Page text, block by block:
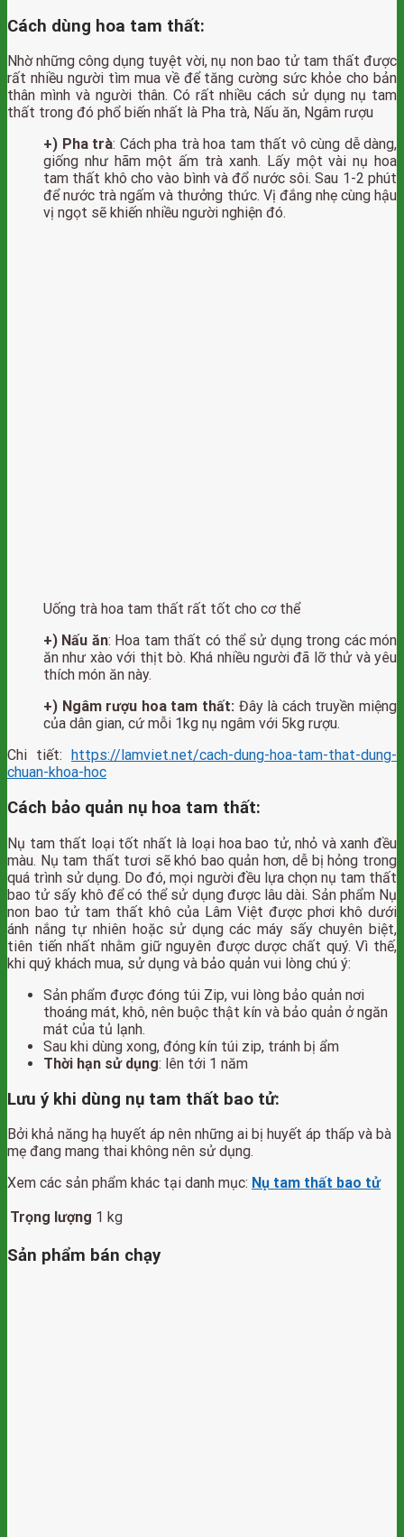
Cách dùng hoa tam thất:
Nhờ những công dụng tuyệt vời, nụ non bao tử tam thất được
rất nhiều người tìm mua về để tăng cường sức khỏe cho bản
thân mình và người thân. Có rất nhiều cách sử dụng nụ tam
thất trong đó phổ biến nhất là Pha trà, Nấu ăn, Ngâm rượu
+) Pha trà: Cách pha trà hoa tam thất vô cùng dễ dàng,
giống như hãm một ấm trà xanh. Lấy một vài nụ hoa
tam thất khô cho vào bình và đổ nước sôi. Sau 1-2 phút
để nước trà ngấm và thưởng thức. Vị đắng nhẹ cùng hậu
vị ngọt sẽ khiến nhiều người nghiện đó.
Uống trà hoa tam thất rất tốt cho cơ thể
+) Nấu ăn: Hoa tam thất có thể sử dụng trong các món
ăn như xào với thịt bò. Khá nhiều người đã lỡ thử và yêu
thích món ăn này.
+) Ngâm rượu hoa tam thất: Đây là cách truyền miệng
của dân gian, cứ mỗi 1kg nụ ngâm với 5kg rượu.
Chi tiết:
https://lamviet.net/cach-dung-hoa-tam-that-dung-
chuan-khoa-hoc
Cách bảo quản nụ hoa tam thất:
Nụ tam thất loại tốt nhất là loại hoa bao tử, nhỏ và xanh đều
màu. Nụ tam thất tươi sẽ khó bao quản hơn, dễ bị hỏng trong
quá trình sử dụng. Do đó, mọi người đều lựa chọn nụ tam thất
bao tử sấy khô để có thể sử dụng được lâu dài. Sản phẩm Nụ
non bao tử tam thất khô của Lâm Việt được phơi khô dưới
ánh nắng tự nhiên hoặc sử dụng các máy sấy chuyên biệt,
tiên tiến nhất nhằm giữ nguyên được dược chất quý. Vì thế,
khi quý khách mua, sử dụng và bảo quản vui lòng chú ý:
Sản phẩm được đóng túi Zip, vui lòng bảo quản nơi
thoáng mát, khô, nên buộc thật kín và bảo quản ở ngăn
mát của tủ lạnh.
Sau khi dùng xong, đóng kín túi zip, tránh bị ẩm
Thời hạn sử dụng: lên tới 1 năm
Lưu ý khi dùng nụ tam thất bao tử:
Bởi khả năng hạ huyết áp nên những ai bị huyết áp thấp và bà
mẹ đang mang thai không nên sử dụng.
Xem các sản phẩm khác tại danh mục: Nụ tam thất bao tử
Trọng lượng 1 kg
Sản phẩm bán chạy